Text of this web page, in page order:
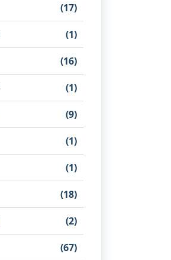
(17)
(1)
(16)
(1)
(9)
(1)
(1)
(18)
(2)
(67)